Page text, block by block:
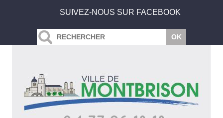
SUIVEZ-NOUS SUR FACEBOOK